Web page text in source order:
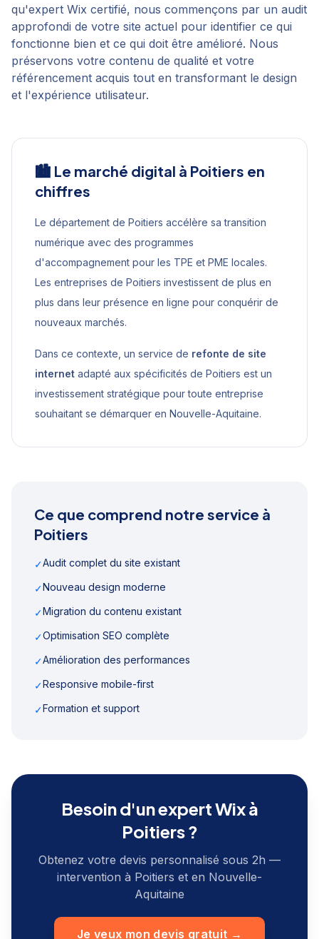
qu'expert Wix certifié, nous commençons par un audit
approfondi de votre site actuel pour identifier ce qui
fonctionne bien et ce qui doit être amélioré. Nous
préservons votre contenu de qualité et votre
référencement acquis tout en transformant le design
et l'expérience utilisateur.
🏙️ Le marché digital à Poitiers en
chiffres
Le département de Poitiers accélère sa transition
numérique avec des programmes
d'accompagnement pour les TPE et PME locales.
Les entreprises de Poitiers investissent de plus en
plus dans leur présence en ligne pour conquérir de
nouveaux marchés.
Dans ce contexte, un service de refonte de site
internet adapté aux spécificités de Poitiers est un
investissement stratégique pour toute entreprise
souhaitant se démarquer en Nouvelle-Aquitaine.
Ce que comprend notre service à
Poitiers
✓Audit complet du site existant
✓Nouveau design moderne
✓Migration du contenu existant
✓Optimisation SEO complète
✓Amélioration des performances
✓Responsive mobile-first
✓Formation et support
Besoin d'un expert Wix à
Poitiers?
Obtenez votre devis personnalisé sous 2h —
intervention à Poitiers et en Nouvelle-
Aquitaine
Je veux mon devis gratuit →